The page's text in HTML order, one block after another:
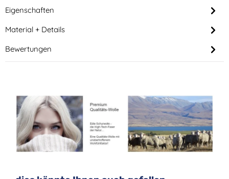
Eigenschaften
Material + Details
Bewertungen